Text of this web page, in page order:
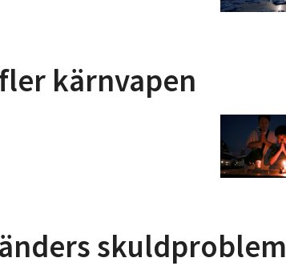
kärnvapen
skuldproblem